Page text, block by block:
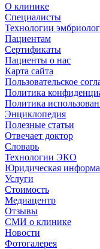
О клинике
Специалисты
Технологии
Пациентам
Сертификаты
Пациенты о нас
Карта сайта
Пользовательское
Политика
Политика
Энциклопедия
Полезные статьи
Отвечает доктор
Словарь
Технологии ЭКО
Юридическая
Услуги
Стоимость
Медиацентр
Отзывы
СМИ о клинике
Новости
Фотогалерея